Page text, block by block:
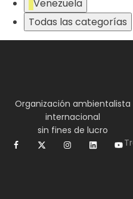
Venezuela
Todas las categorías
Organización ambientalista
internacional
sin fines de lucro